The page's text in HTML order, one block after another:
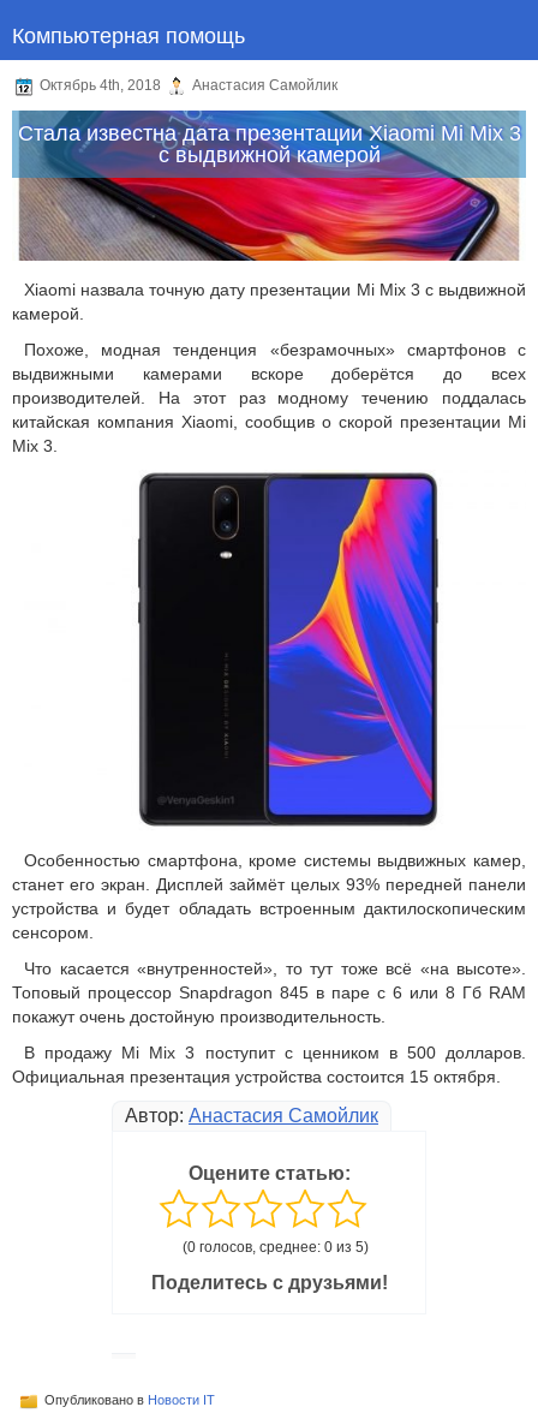
Компьютерная помощь
Октябрь 4th, 2018 Анастасия Самойлик
Стала известна дата презентации Xiaomi Mi Mix 3
с выдвижной камерой
Xiaomi назвала точную дату презентации Mi Mix 3 с выдвижной
камерой.
Похоже, модная тенденция «безрамочных» смартфонов с
выдвижными камерами вскоре доберётся до всех
производителей. На этот раз модному течению поддалась
китайская компания Xiaomi, сообщив о скорой презентации Mi
Mix 3.
Особенностью смартфона, кроме системы выдвижных камер,
станет его экран. Дисплей займёт целых 93% передней панели
устройства и будет обладать встроенным дактилоскопическим
сенсором.
Что касается «внутренностей», то тут тоже всё «на высоте».
Топовый процессор Snapdragon 845 в паре с 6 или 8 Гб RAM
покажут очень достойную производительность.
В продажу Mi Mix 3 поступит с ценником в 500 долларов.
Официальная презентация устройства состоится 15 октября.
Автор: Анастасия Самойлик
Оцените статью:
(0 голосов, среднее: 0 из 5)
Поделитесь с друзьями!
Опубликовано в Новости IT